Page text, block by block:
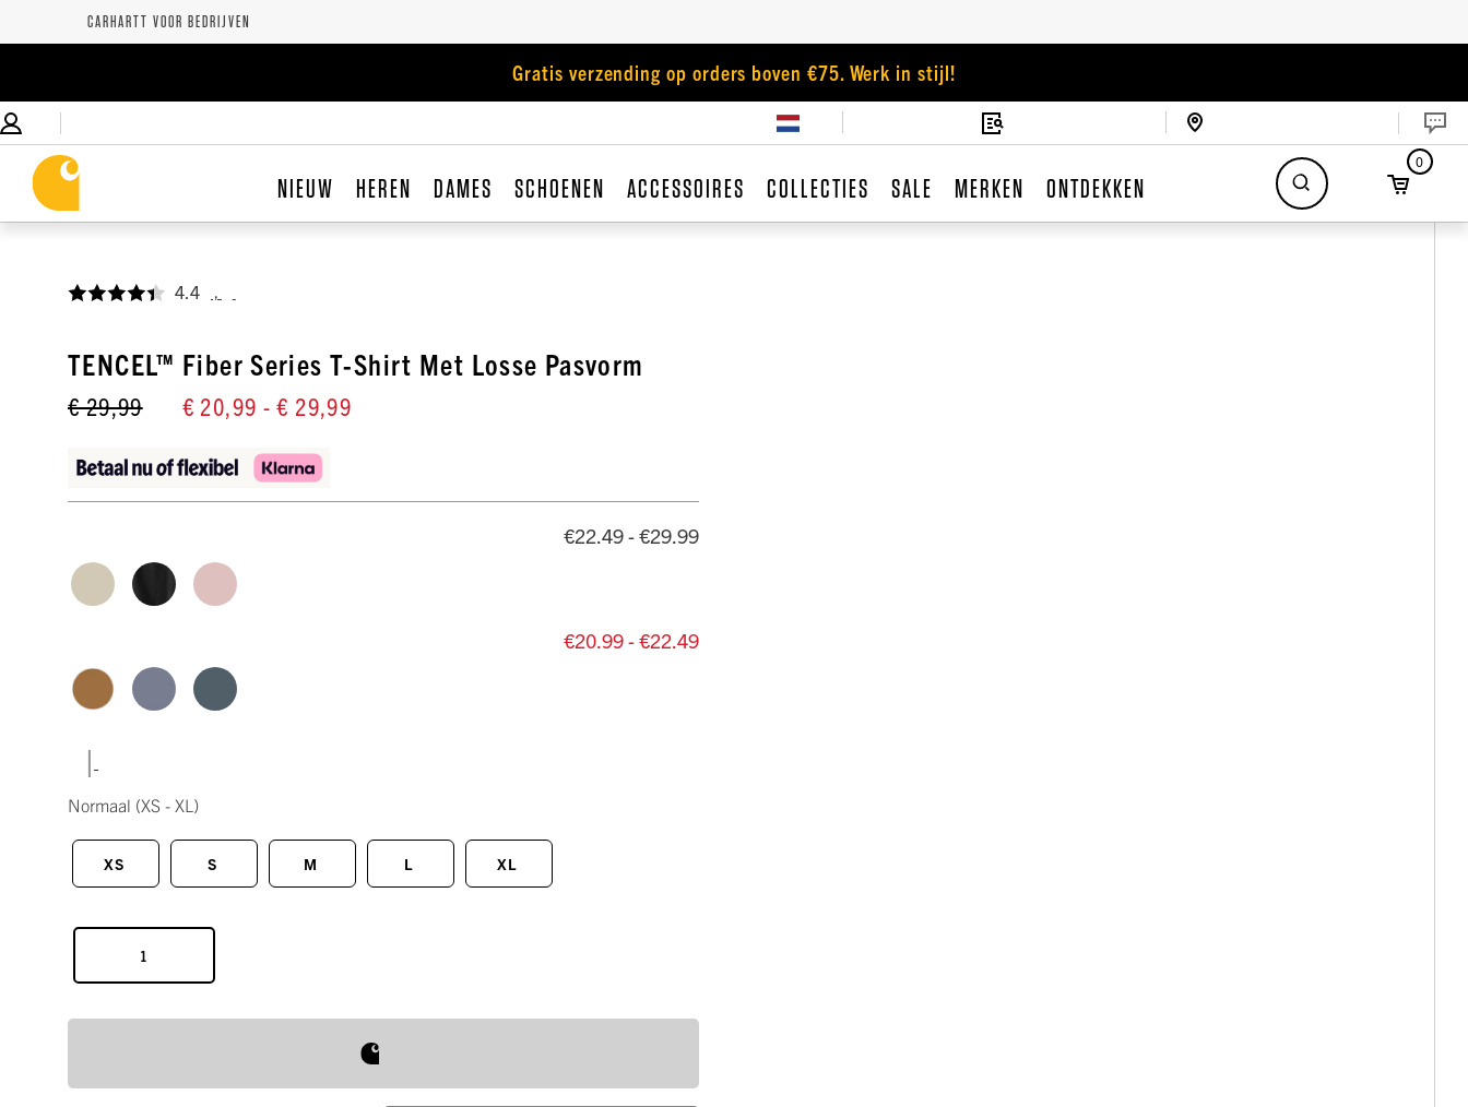
CARHARTT VOOR BEDRIJVEN
Gratis verzending op orders boven €75. Werk in stijl!
NIEUW HEREN DAMES SCHOENEN ACCESSOIRES COLLECTIES SALE MERKEN ONTDEKKEN
0
4.4
TENCEL™ Fiber Series T-Shirt Met Losse Pasvorm
€ 29,99 € 20,99 - € 29,99
€22.49 - €29.99
€20.99 - €22.49
|
Normaal (XS - XL)
XS S M L XL